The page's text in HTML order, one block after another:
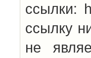
ссылки:
ссылку
не